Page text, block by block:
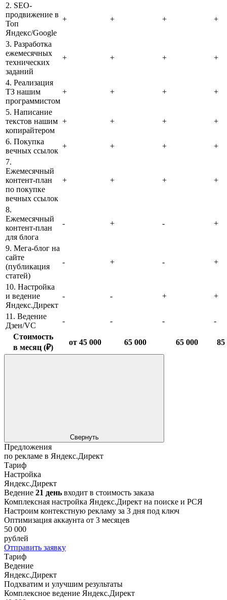
2. SEO-
продвижение в
Топ
Яндекс/Google
+ + + +
3. Разработка
ежемесячных
технических
заданий
+ + + +
4. Реализация
ТЗ нашим
программистом
+ + + +
5. Написание
текстов нашим
копирайтером
+ + + +
6. Покупка
вечных ссылок
+ + +
+
7.
Ежемесячный
контент-план
по покупке
вечных ссылок
+ + + +
8.
Ежемесячный
контент-план
для блога
- + - +
9. Мега-блог на
сайте
(публикация
статей)
- + - +
10. Настройка
и ведение
Яндекс.Директ
- - + +
11. Ведение
Дзен/VC
- - -
-
Стоимость
в месяц (₽)
от 45 000 65 000 65 000 85
Свернуть
Предложения
по рекламе в Яндекс.Директ
Тариф
Настройка
Яндекс.Директ
Ведение 21 день входит в стоимость заказа
Комплексная настройка Яндекс.Директ на поиске и РСЯ
Настроим контекстную рекламу за 3 дня под ключ
Оптимизация аккаунта от 3 месяцев
50 000
рублей
Отправить заявку
Тариф
Ведение
Яндекс.Директ
Подхватим и улучшим результаты
Комплексное ведение Яндекс.Директ